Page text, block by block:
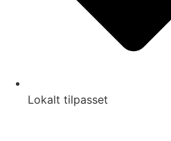
Lokalt tilpasset